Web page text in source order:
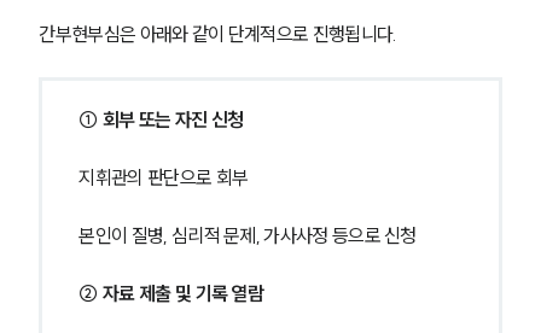
간부현부심은 아래와 같이 단계적으로 진행됩니다.
① 회부 또는 자진 신청
지휘관의 판단으로 회부
본인이 질병, 심리적 문제, 가사사정 등으로 신청
② 자료 제출 및 기록 열람